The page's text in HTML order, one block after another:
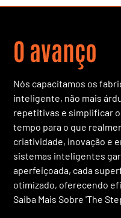
O avanço
Nós capacitamos os
inteligente, não mais
repetitivas e simplificar
tempo para o que
criatividade, inovação e
sistemas inteligentes
aperfeiçoada, cada
otimizado, oferecendo
Saiba Mais Sobre 'The